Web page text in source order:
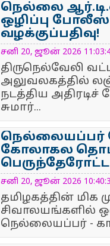
நெல்லை
ஒழிப்பு போலீஸ்
வழக்குப்பதிவு!
சனி 20, ஜூன் 2026
திருநெல்வேலி
அலுவலகத்தில்
நடத்திய
சுமார்...
நெல்லையப்பர்
கோலாகல
சனி 20, ஜூன் 2026
தமிழகத்தின் மிக
சிவாலயங்களில்
நெல்லையப்பர் -